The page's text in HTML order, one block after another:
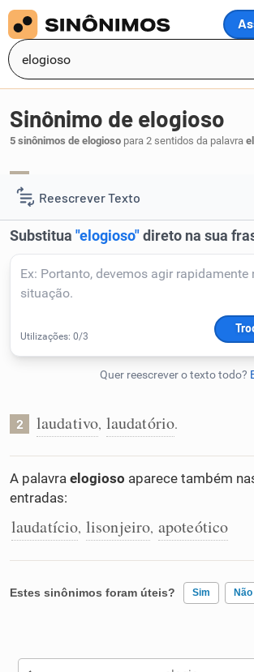
Reescrever Texto
Resumir Texto
Corrigir Texto
Detector de IA
Humanizador de IA
Cata-letras
Caça-palavras
Sinônimo de elogioso
5 sinônimos de elogioso para 2 sentidos da palavra
2 laudativo, laudatório.
A palavra elogioso aparece também
entradas:
laudatício, lisonjeiro, apoteótico
Estes sinônimos foram úteis? Sim Não